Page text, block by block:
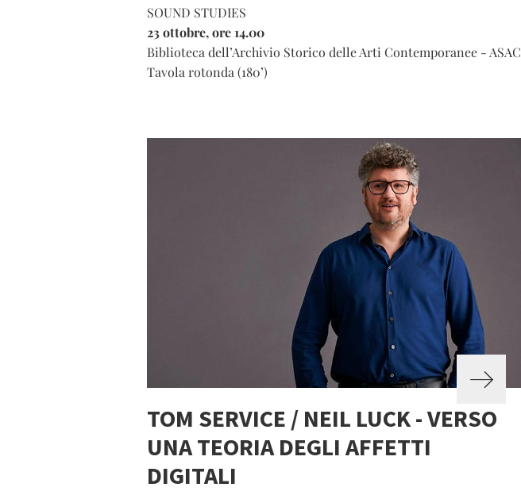
SOUND STUDIES
23 ottobre, ore 14.00
Biblioteca dell’Archivio Storico delle Arti Contemporanee - ASAC
Tavola rotonda (180’)
TOM SERVICE / NEIL LUCK - VERSO
UNA TEORIA DEGLI AFFETTI
DIGITALI